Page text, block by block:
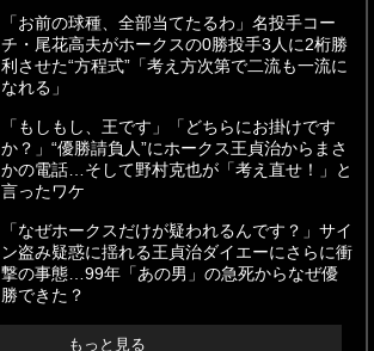
「お前の球種、全部当てたるわ」名投手コー
チ・尾花高夫がホークスの0勝投手3人に2桁勝
利させた“方程式”「考え方次第で二流も一流に
なれる」
「もしもし、王です」「どちらにお掛けです
か？」“優勝請負人”にホークス王貞治からまさ
かの電話…そして野村克也が「考え直せ！」と
言ったワケ
「なぜホークスだけが疑われるんです？」サイ
ン盗み疑惑に揺れる王貞治ダイエーにさらに衝
撃の事態…99年「あの男」の急死からなぜ優
勝できた？
もっと見る